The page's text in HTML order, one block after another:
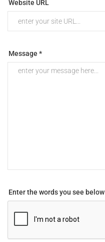
Website URL
Message *
Enter the words you see below